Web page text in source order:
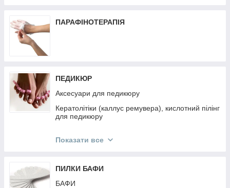
ПАРАФІНОТЕРАПІЯ
ПЕДИКЮР
Аксесуари для педикюру
Кератолітіки (каллус ремувера), кислотний пілінг
для педикюру
Показати все
ПИЛКИ БАФИ
БАФИ